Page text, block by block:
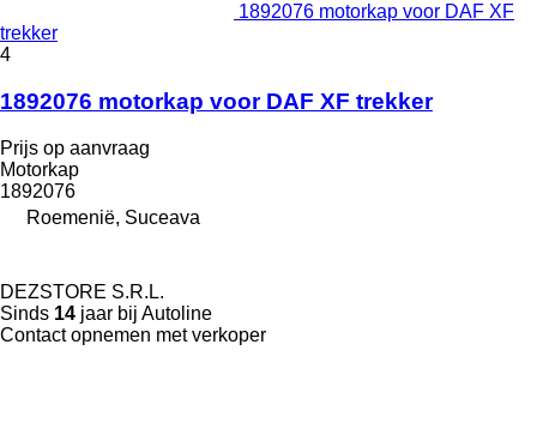
1892076 motorkap voor DAF XF
trekker
4
1892076 motorkap voor DAF XF trekker
Prijs op aanvraag
Motorkap
1892076
Roemenië, Suceava
DEZSTORE S.R.L.
Sinds 14 jaar bij Autoline
Contact opnemen met verkoper